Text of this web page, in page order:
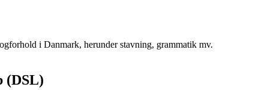
i Danmark, herunder stavning, grammatik mv.
(DSL)